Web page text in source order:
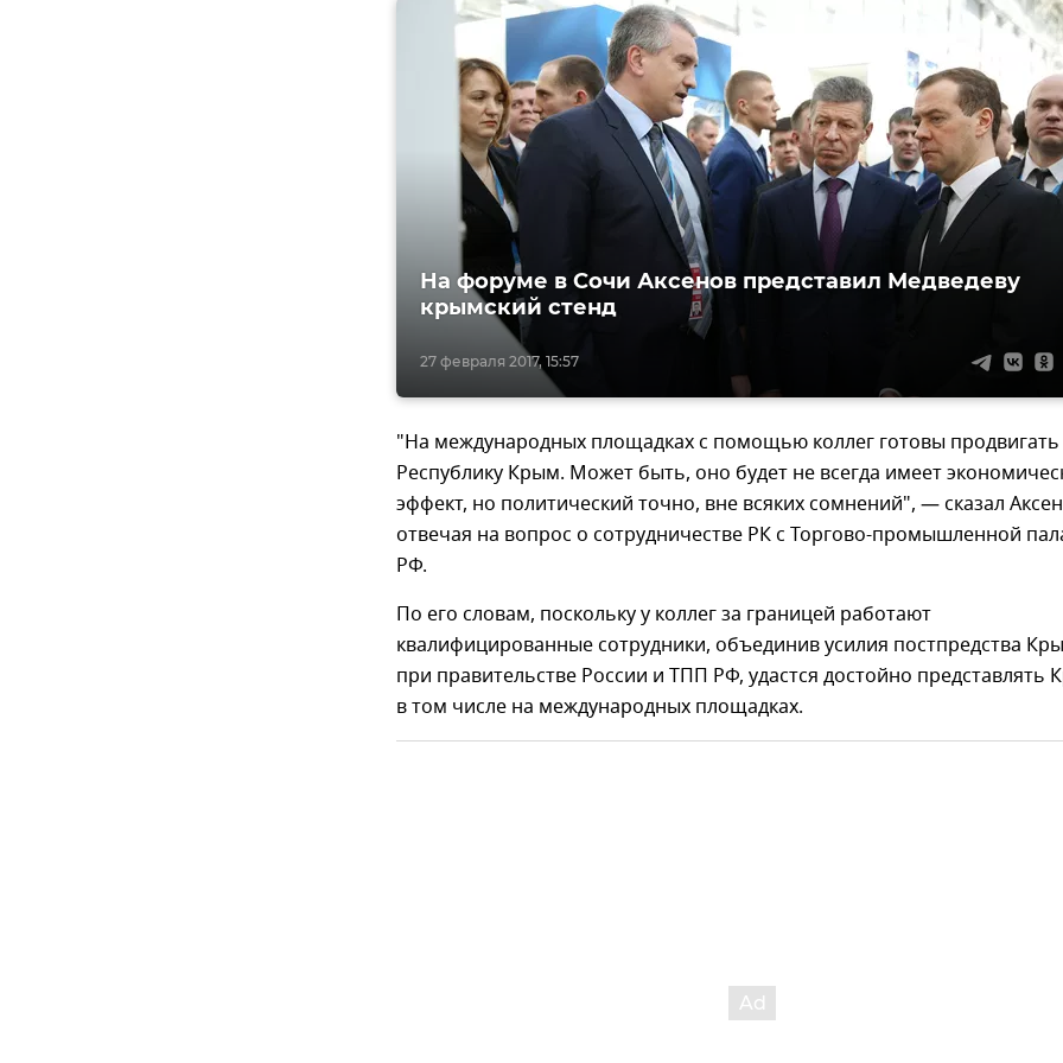
27 февраля 2017, 15:57
На форуме в Сочи Аксенов представил Медведеву
крымский стенд
"На международных площадках с помощью коллег готовы продвигать
Республику Крым. Может быть, оно будет не всегда имеет
эффект, но политический точно, вне всяких сомнений", — сказал
отвечая на вопрос о сотрудничестве РК с Торгово-промышленной
РФ.
По его словам, поскольку у коллег за границей работают
квалифицированные сотрудники, объединив усилия постпредства
при правительстве России и ТПП РФ, удастся достойно представлять
в том числе на международных площадках.